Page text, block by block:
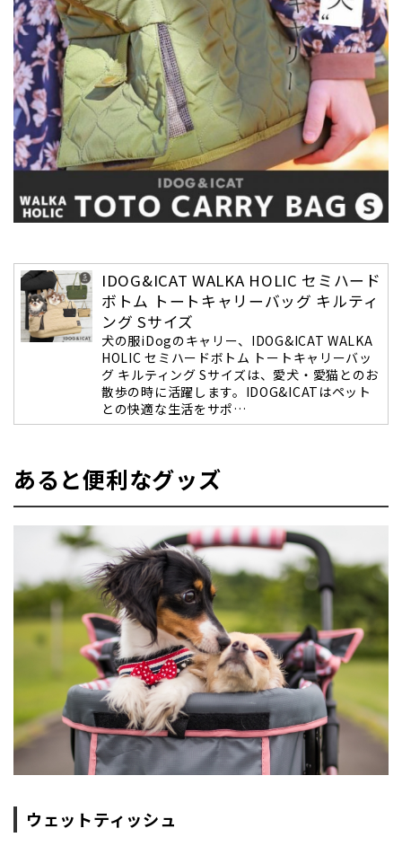
IDOG&ICAT WALKA HOLIC セミハード
ボトム トートキャリーバッグ キルティ
ング Sサイズ
犬の服iDogのキャリー、IDOG&ICAT WALKA
HOLIC セミハードボトム トートキャリーバッ
グ キルティング Sサイズは、愛犬・愛猫とのお
散歩の時に活躍します。IDOG&ICATはペット
との快適な生活をサポ…
あると便利なグッズ
ウェットティッシュ